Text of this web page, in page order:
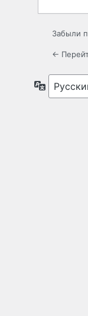
Забыли
←
Язык